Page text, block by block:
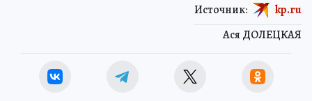
Ася ДОЛЕЦКАЯ
Источник: kp.ru